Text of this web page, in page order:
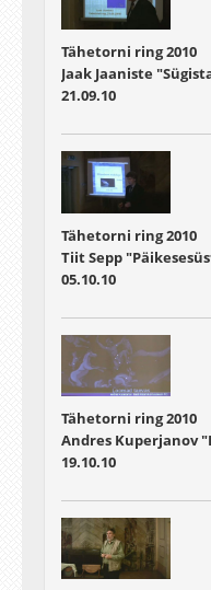
Tähetorni ring 2010
Jaak Jaaniste
21.09.10
Tähetorni ring 2010
Tiit Sepp
05.10.10
Tähetorni ring 2010
Andres Kuperjanov
19.10.10